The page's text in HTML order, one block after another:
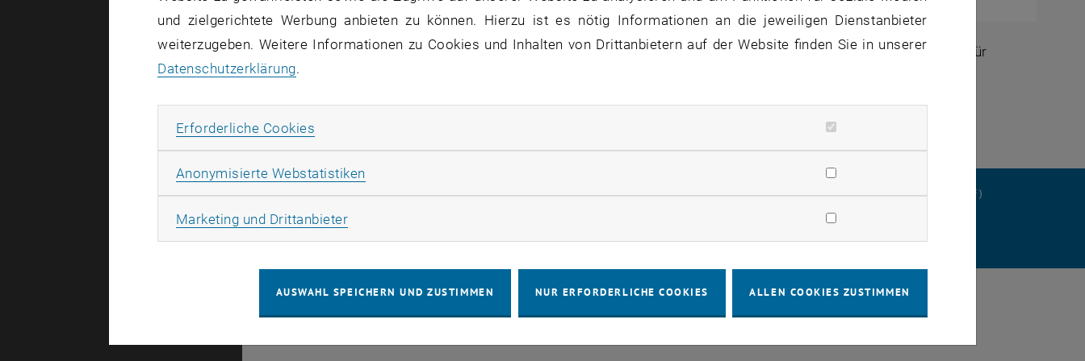
Die Familie R NiMnO (R=Seltenerdion) mit Steinsalzordnung der Ni- und
Mn-Untergitter ist aufgrund der seltenen Eigenschaftskombination,
gleichzeitig isolierend und ferromagnetisch zu sein, besonders interessant. Die Curie-Temperatur (Tc) liegt für
La
© TU Wien#
107366
IMPRESSUM BARRIEREFREIHEITSERKLÄRUNG DATENSCHUTZERKLÄRUNG (PDF)
COOKIEEINSTELLUNGEN
und zielgerichtete Werbung anbieten zu können. Hierzu ist es nötig Informationen an die jeweiligen Dienstanbieter
weiterzugeben. Weitere Informationen zu Cookies und Inhalten von Drittanbietern auf der Website finden Sie in unserer
Datenschutzerklärung.
Erforderliche Cookies
Anonymisierte Webstatistiken
Marketing und DrittanbieterMarketing Cookies zulassen
AUSWAHL SPEICHERN UND ZUSTIMMEN NUR ERFORDERLICHE COOKIES ALLEN COOKIES ZUSTIMMEN